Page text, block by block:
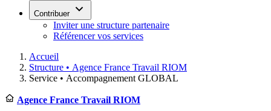
Contribuer
Inviter une structure partenaire
Référencer vos services
Accueil
Structure • Agence France Travail RIOM
Service • Accompagnement GLOBAL
Agence France Travail RIOM